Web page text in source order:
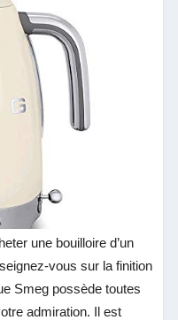
une bouilloire d’un
vous sur la finition
Smeg possède toutes
admiration. Il est